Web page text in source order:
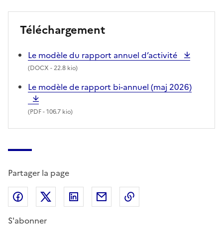
Téléchargement
Le modèle du rapport annuel d’activité
(DOCX - 22.8 kio)
Le modèle de rapport bi-annuel (maj 2026)
(PDF- 106.7 kio)
Partager la page
Partager sur Facebook
Partager sur X (anciennement Twitter)
Partager sur LinkedIn
Partager par email
S'abonner